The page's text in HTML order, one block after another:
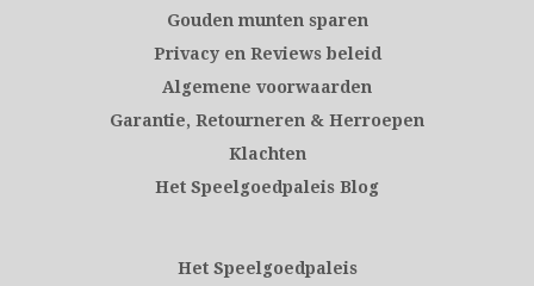
Gouden munten sparen
Privacy en Reviews beleid
Algemene voorwaarden
Garantie, Retourneren & Herroepen
Klachten
Het Speelgoedpaleis Blog
Het Speelgoedpaleis